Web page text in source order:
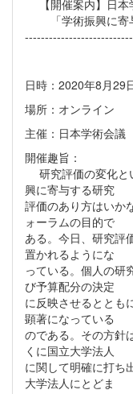
【開催案内】日本
「学術振興に寄与
日時：2020年8月29
場所：オンライン
主催：日本学術会議
開催趣旨：
研究評価の変化と
興に寄与する研究
評価のあり方はいか
ォーラムの目的で
ある。今日、研究評
置かれるようにな
っている。個人の研
び予算配分の決定
に反映させるととも
顕著になっている
のである。その方針
くに国立大学法人
に関して明確に打ち
大学法人にとどま